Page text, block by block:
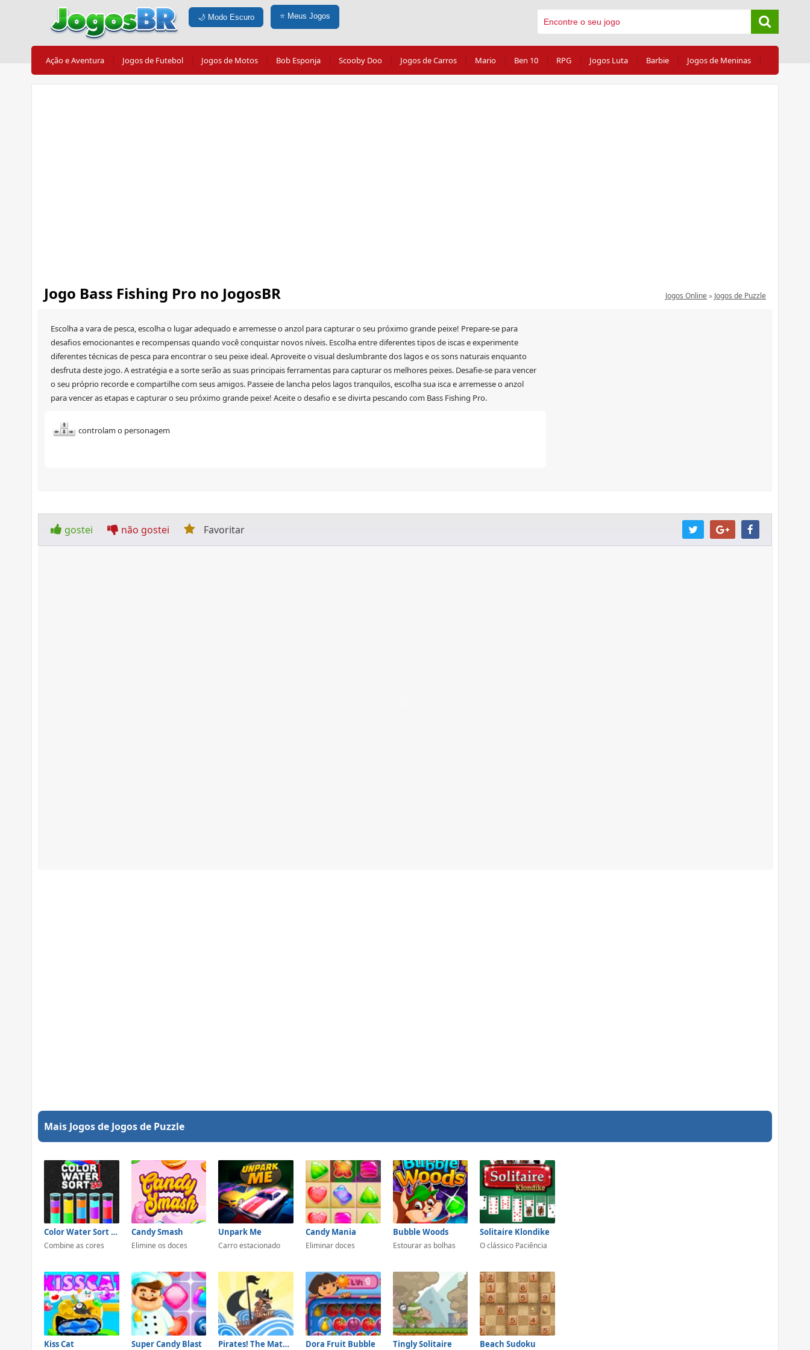
🌙 Modo Escuro ⭐ Meus Jogos
Ação e Aventura Jogos de Futebol Jogos de Motos Bob Esponja Scooby Doo Jogos de Carros Mario Ben 10 RPG Jogos Luta Barbie Jogos de Meninas
Jogo Bass Fishing Pro no JogosBR Jogos Online» Jogos de Puzzle
Escolha a vara de pesca, escolha o lugar adequado e arremesse o anzol para capturar o seu próximo grande peixe! Prepare-se para
desafios emocionantes e recompensas quando você conquistar novos níveis. Escolha entre diferentes tipos de iscas e experimente
diferentes técnicas de pesca para encontrar o seu peixe ideal. Aproveite o visual deslumbrante dos lagos e os sons naturais enquanto
desfruta deste jogo. A estratégia e a sorte serão as suas principais ferramentas para capturar os melhores peixes. Desafie-se para vencer
o seu próprio recorde e compartilhe com seus amigos. Passeie de lancha pelos lagos tranquilos, escolha sua isca e arremesse o anzol
para vencer as etapas e capturar o seu próximo grande peixe! Aceite o desafio e se divirta pescando com Bass Fishing Pro.
controlam o personagem
gostei não gostei Favoritar
Mais Jogos de Jogos de Puzzle
Color Water Sort 3D
Combine as cores
Candy Smash
Elimine os doces
Unpark Me
Carro estacionado
Candy Mania
Eliminar doces
Bubble Woods
Estourar as bolhas
Solitaire Klondike
O clássico Paciência
Kiss Cat Super Candy Blast Pirates! The Match-3 Dora Fruit Bubble Tingly Solitaire Beach Sudoku